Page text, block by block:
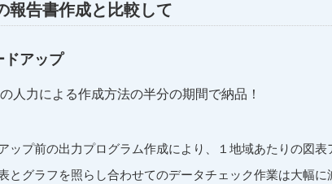
報告書作成と比較して
ドアップ
人力による作成方法の半分の期間で納品！
ップ前の出力プログラム作成により、１地域あたりの図
とグラフを照らし合わせてのデータチェック作業は大幅に